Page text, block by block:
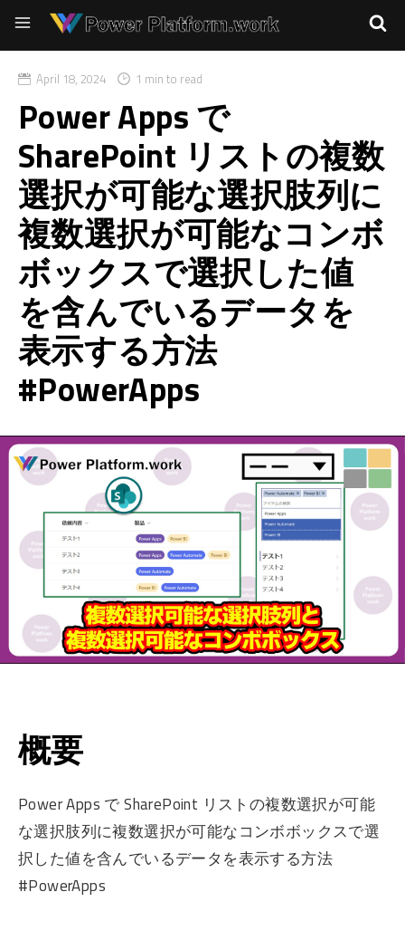
April 18, 2024 1 min to read
Power Apps で
SharePoint リストの複数
選択が可能な選択肢列に
複数選択が可能なコンボ
ボックスで選択した値
を含んでいるデータを
表示する方法
#PowerApps
概要
Power Apps で SharePoint リストの複数選択が可能
な選択肢列に複数選択が可能なコンボボックスで選
択した値を含んでいるデータを表示する方法
#PowerApps